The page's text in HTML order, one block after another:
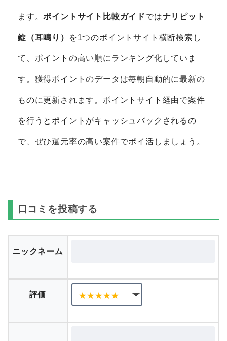
ます。ポイントサイト比較ガイドではナリピット
錠（耳鳴り） を1つのポイントサイト横断検索し
て、ポイントの高い順にランキング化していま
す。獲得ポイントのデータは毎朝自動的に最新の
ものに更新されます。ポイントサイト経由で案件
を行うとポイントがキャッシュバックされるの
で、ぜひ還元率の高い案件でポイ活しましょう。
口コミを投稿する
ニックネーム
評価